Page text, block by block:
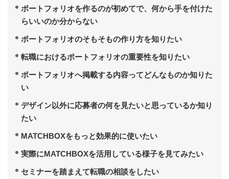
ポートフォリオを作るのが初めてで、何から手を付けた
らいいのか分からない
ポートフォリオのそもそもの作り方を知りたい
転職におけるポートフォリオの重要性を知りたい
ポートフォリオへ掲載する内容ってどんなものか知りた
い
デザイン以外に応募者の何を見たいと思っているか知り
たい
MATCHBOXをもっと効果的に使いたい
実際にMATCHBOXを活用している様子を見てみたい
セミナーを踏まえて転職の相談をしたい